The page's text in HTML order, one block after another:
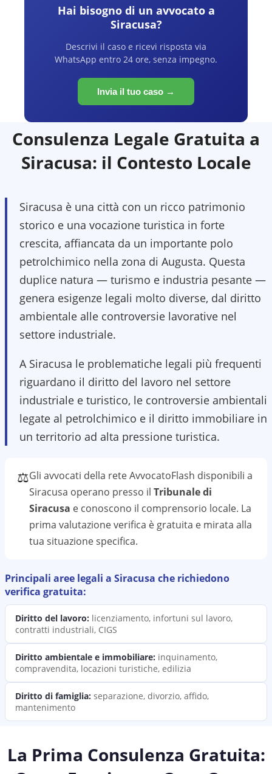
Hai bisogno di un avvocato a
Siracusa?
Descrivi il caso e ricevi risposta via
WhatsApp entro 24 ore, senza impegno.
Invia il tuo caso →
Consulenza Legale Gratuita a
Siracusa: il Contesto Locale
Siracusa è una città con un ricco patrimonio
storico e una vocazione turistica in forte
crescita, affiancata da un importante polo
petrolchimico nella zona di Augusta. Questa
duplice natura — turismo e industria pesante —
genera esigenze legali molto diverse, dal diritto
ambientale alle controversie lavorative nel
settore industriale.
A Siracusa le problematiche legali più frequenti
riguardano il diritto del lavoro nel settore
industriale e turistico, le controversie ambientali
legate al petrolchimico e il diritto immobiliare in
un territorio ad alta pressione turistica.
⚖️Gli avvocati della rete AvvocatoFlash disponibili a
Siracusa operano presso il Tribunale di
Siracusa e conoscono il comprensorio locale. La
prima valutazioneverifica è gratuita e mirata alla
tua situazione specifica.
Principali aree legali a Siracusa che richiedono
verifica gratuita:
Diritto del lavoro: licenziamento, infortuni sul lavoro,
contratti industriali, CIGS
Diritto ambientale e immobiliare: inquinamento,
compravendita, locazioni turistiche, edilizia
Diritto di famiglia: separazione, divorzio, affido,
mantenimento
La Prima Consulenza Gratuita: